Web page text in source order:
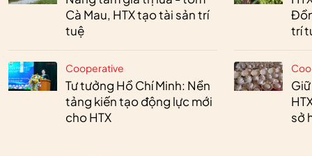
Cà Mau, HTX tạo tài sản trí
tuệ
Cooperative
Tư tưởng Hồ Chí Minh: Nền
tảng kiến tạo động lực mới
cho HTX
trí
sở